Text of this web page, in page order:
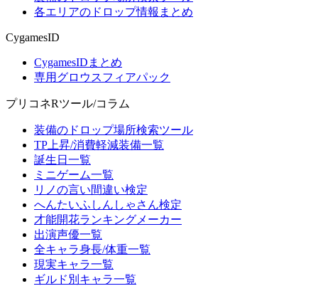
各エリアのドロップ情報まとめ
CygamesID
CygamesIDまとめ
専用グロウスフィアパック
プリコネRツール/コラム
装備のドロップ場所検索ツール
TP上昇/消費軽減装備一覧
誕生日一覧
ミニゲーム一覧
リノの言い間違い検定
へんたいふしんしゃさん検定
才能開花ランキングメーカー
出演声優一覧
全キャラ身長/体重一覧
現実キャラ一覧
ギルド別キャラ一覧